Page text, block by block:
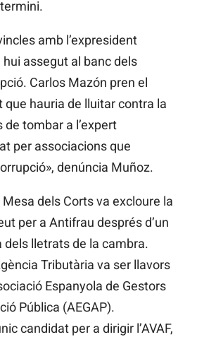
amb l’expresident
hui assegut al banc dels
Carlos Mazón pren el
que hauria de lluitar contra la
tombar a l’expert
per associacions que
denúncia Muñoz.
dels Corts va excloure la
per a Antifrau després d’un
lletrats de la cambra.
Tributària va ser llavors
Espanyola de Gestors
Pública (AEGAP).
candidat per a dirigir l’AVAF,